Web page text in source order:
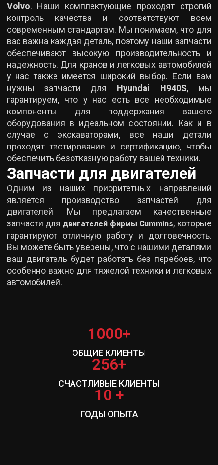
Volvo. Наши комплектующие проходят строгий
контроль качества и соответствуют всем
современным стандартам. Мы понимаем, что для
вас важна каждая деталь, поэтому наши запчасти
обеспечивают высокую производительность и
надежность. Для кранов и легковых автомобилей
у нас также имеется широкий выбор. Если вам
нужны запчасти для Hyundai H940S, мы
гарантируем, что у нас есть все необходимые
компоненты для поддержания вашего
оборудования в идеальном состоянии. Как и в
случае с экскаваторами, все наши детали
проходят тестирование и сертификацию, чтобы
обеспечить безотказную работу вашей техники.
Запчасти для двигателей
Одним из наших приоритетных направлений
является производство запчастей для
двигателей. Мы предлагаем качественные
запчасти для двигателей фирмы Cummins, которые
гарантируют отличную работу и долговечность.
Вы можете быть уверены, что с нашими деталями
ваш двигатель будет работать без перебоев, что
особенно важно для тяжелой техники и легковых
автомобилей.
1000+
ОБЩИЕ КЛИЕНТЫ
256+
СЧАСТЛИВЫЕ КЛИЕНТЫ
10 +
ГОДЫ ОПЫТА